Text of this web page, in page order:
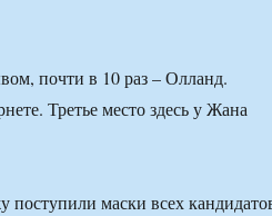
почти в 10 раз – Олланд.
Третье место здесь у Жана
маски всех